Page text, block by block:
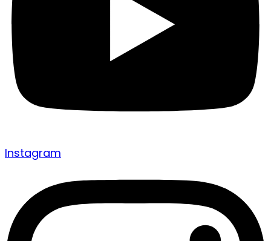
Instagram